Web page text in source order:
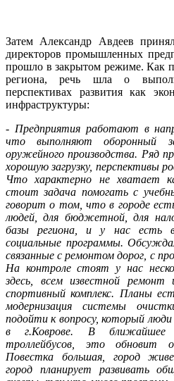
Затем Александр Авдеев
директоров промышленных
прошло в закрытом режиме. Как
региона, речь шла о
перспективах развития как
инфраструктуры:
- Предприятия работают в
что выполняют оборонный
оружейного производства. Ряд
хорошую загрузку, перспективы
Что характерно не хватает
стоит задача помогать с
говорит о том, что в городе
людей, для бюджетной, для
базы региона, и у нас есть
социальные программы.
связанные с ремонтом дорог, с
На контроле стоят у нас
здесь, всем известной ремонт
спортивный комплекс. Планы
модернизация системы
подойти к вопросу, который
в г.Коврове. В
троллейбусов, это обновит
Повестка большая, город
город планирует развивать